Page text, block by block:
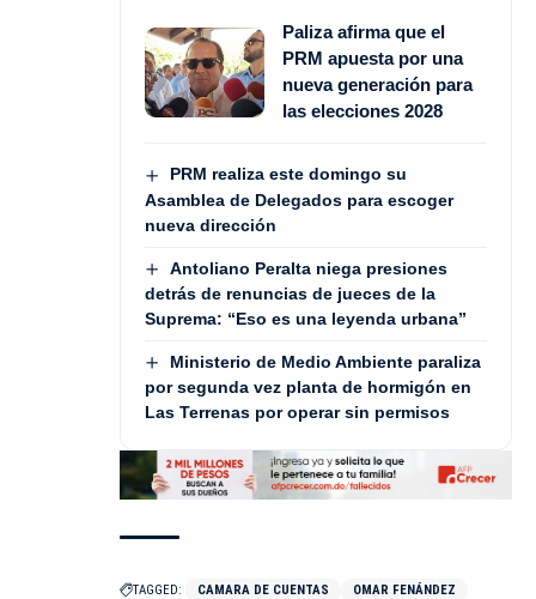
Paliza afirma que el
PRM apuesta por una
nueva generación para
las elecciones 2028
PRM realiza este domingo su
Asamblea de Delegados para escoger
nueva dirección
Antoliano Peralta niega presiones
detrás de renuncias de jueces de la
Suprema: “Eso es una leyenda urbana”
Ministerio de Medio Ambiente paraliza
por segunda vez planta de hormigón en
Las Terrenas por operar sin permisos
TAGGED: CAMARA DE CUENTAS OMAR FENÁNDEZ